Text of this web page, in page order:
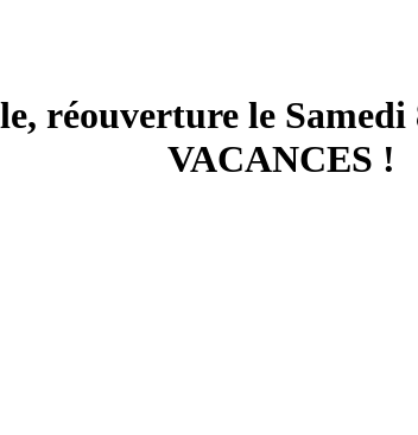
réouverture le
VACANCES !